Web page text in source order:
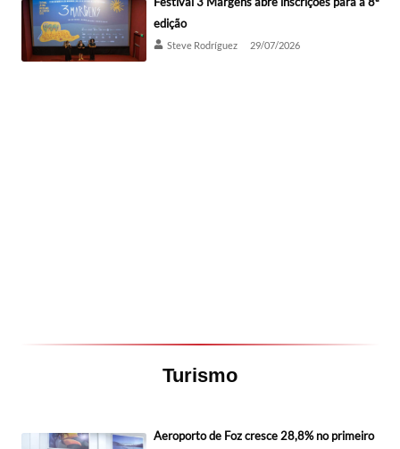
edição
Steve Rodríguez 29/07/2026
Turismo
Aeroporto de Foz cresce 28,8% no primeiro